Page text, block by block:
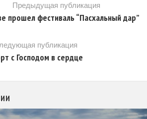
Предыдущая публикация
прошел фестиваль “Пасхальный дар”
публикация
с Господом в сердце